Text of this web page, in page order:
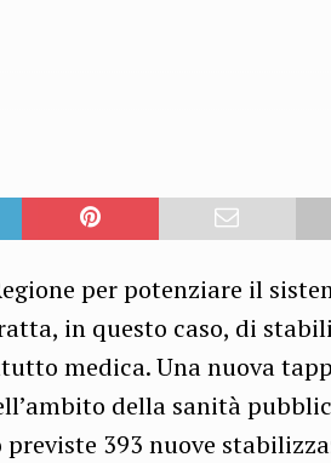
per potenziare il
in questo caso, di
medica. Una nuova
della sanità
393 nuove